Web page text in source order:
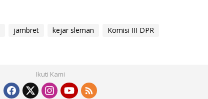
jambret kejar sleman
Komisi III DPR
Ikuti Kami